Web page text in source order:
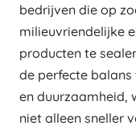
bedrijven die op
milieuvriendelijke
producten te
de perfecte
en duurzaamheid,
niet alleen sneller